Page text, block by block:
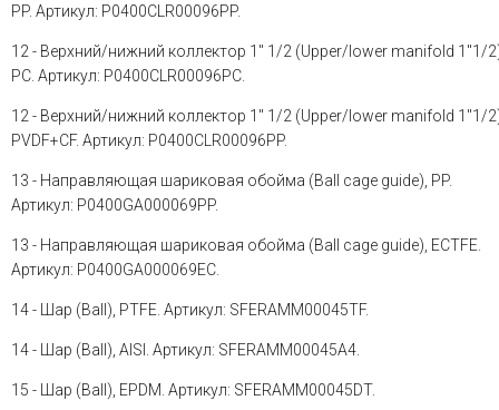
PP. Артикул: P0400CLR00096PP.
12 - Верхний/нижний коллектор 1" 1/2 (Upper/lower manifold 1"1/
PC. Артикул: P0400CLR00096PC.
12 - Верхний/нижний коллектор 1" 1/2 (Upper/lower manifold 1"1/
PVDF+CF. Артикул: P0400CLR00096PP.
13 - Направляющая шариковая обойма (Ball cage guide), PP.
Артикул: P0400GA000069PP.
13 - Направляющая шариковая обойма (Ball cage guide), ECTFE.
Артикул: P0400GA000069EC.
14 - Шар (Ball), PTFE. Артикул: SFERAMM00045TF.
14 - Шар (Ball), AISI. Артикул: SFERAMM00045A4.
15 - Шар (Ball), EPDM. Артикул: SFERAMM00045DT.